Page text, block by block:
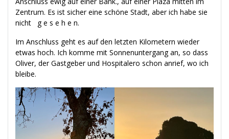
Zentrum. Es ist sicher eine schöne Stadt, aber ich habe sie
nicht g e s e h e n.
Im Anschluss geht es auf den letzten Kilometern wieder
etwas hoch. Ich komme mit Sonnenuntergang an, so dass
Oliver, der Gastgeber und Hospitalero schon anrief, wo ich
bleibe.